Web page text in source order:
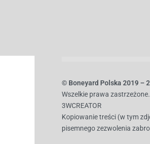
© Boneyard Polska 2019 –
Wszelkie prawa
3WCREATOR
Kopiowanie treści (w tym
pisemnego zezwolenia